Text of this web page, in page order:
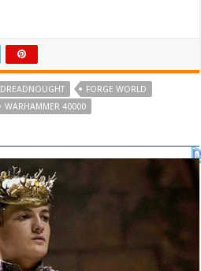
DREADNOUGHT
FORGE WORLD
WARHAMMER 40000